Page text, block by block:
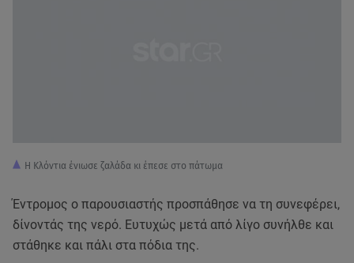
Η Κλόντια ένιωσε ζαλάδα κι έπεσε στο πάτωμα
Έντρομος ο παρουσιαστής προσπάθησε να τη συνεφέρει,
δίνοντάς της νερό. Ευτυχώς μετά από λίγο συνήλθε και
στάθηκε και πάλι στα πόδια της.